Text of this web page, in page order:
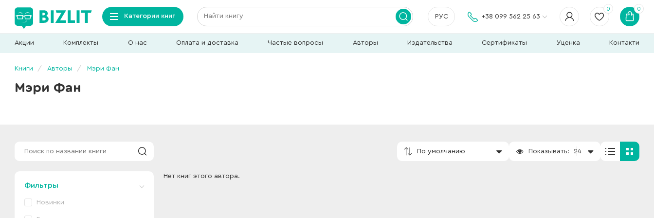
Категории книг РУС +38 099 562 25 63
0 0
Акции Комплекты О нас Оплата и доставка Частые вопросы Авторы Издательства Сертификаты Уценка Контакти
Книги Авторы Мэри Фан
Мэри Фан
По умолчанию Показывать: 24
Фильтры
Новинки
Нет книг этого автора.